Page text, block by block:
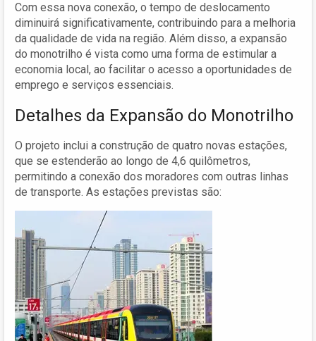
Com essa nova conexão, o tempo de deslocamento
diminuirá significativamente, contribuindo para a melhoria
da qualidade de vida na região. Além disso, a expansão
do monotrilho é vista como uma forma de estimular a
economia local, ao facilitar o acesso a oportunidades de
emprego e serviços essenciais.
Detalhes da Expansão do Monotrilho
O projeto inclui a construção de quatro novas estações,
que se estenderão ao longo de 4,6 quilômetros,
permitindo a conexão dos moradores com outras linhas
de transporte. As estações previstas são: